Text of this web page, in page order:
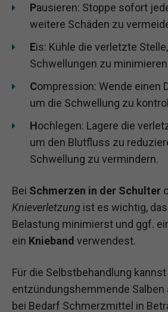
Pausieren: Stoppe sofort
weitere Schäden zu
Eis: Kühle die verletzte
Schwellungen zu
Compression: Wende einen
um die Schwellung zu
Hochlegen: Lagere die
um den Blutfluss zu
Schwellung zu vermindern.
Bei Schmerzen in der Schulter
Knieverletzung ist es wichtig,
Belastung minimierst und ggf.
ein Knieband verwendest.
Für die Selbstbehandlung kannst
entzündungshemmende Salben
bei Bedarf Schmerzmittel in